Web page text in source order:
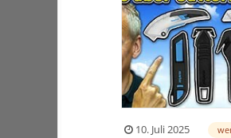
10. Juli 2025